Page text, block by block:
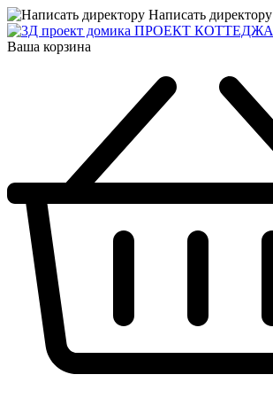
Написать директору
ПРОЕКТ КОТТЕДЖА
Ваша корзина